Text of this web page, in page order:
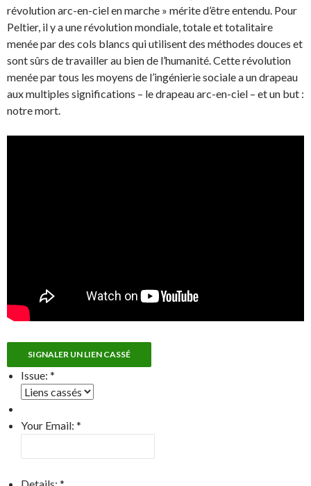
révolution arc-en-ciel en marche » mérite d’être entendu. Pour
Peltier, il y a une révolution mondiale, totale et totalitaire
menée par des cols blancs qui utilisent des méthodes douces et
sont sûrs de travailler au bien de l’humanité. Cette révolution
menée par tous les moyens de l’ingénierie sociale a un drapeau
aux multiples significations – le drapeau arc-en-ciel – et un but :
notre mort.
SIGNALER UN LIEN CASSÉ
Issue: *
Your Email: *